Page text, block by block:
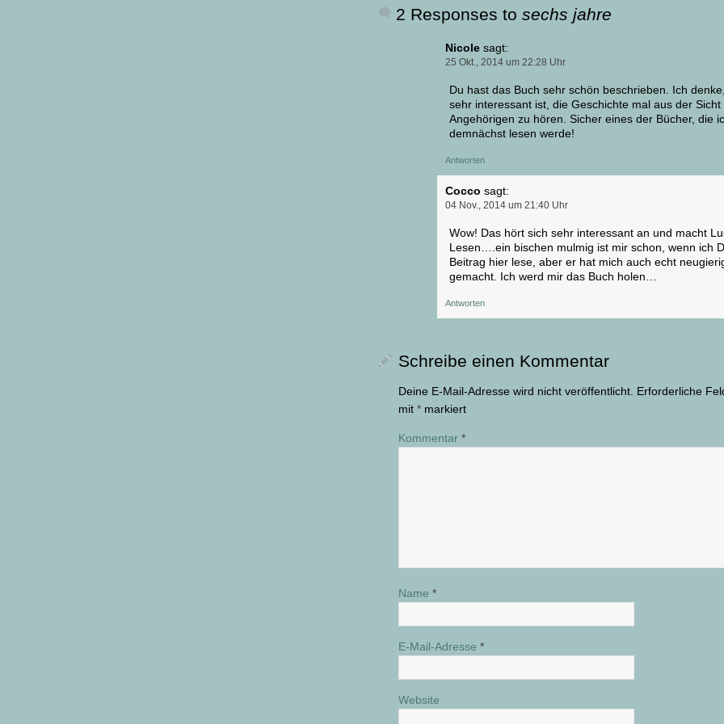
2 Responses to sechs jahre
Nicole sagt:
25 Okt., 2014 um 22:28 Uhr
Du hast das Buch sehr schön beschrieben. Ich
sehr interessant ist, die Geschichte mal aus der Sicht
Angehörigen zu hören. Sicher eines der Bücher, die
demnächst lesen werde!
Antworten
Cocco sagt:
04 Nov., 2014 um 21:40 Uhr
Wow! Das hört sich sehr interessant an und macht
Lesen….ein bischen mulmig ist mir schon, wenn ich
Beitrag hier lese, aber er hat mich auch echt
gemacht. Ich werd mir das Buch holen…
Antworten
Schreibe einen Kommentar
Deine E-Mail-Adresse wird nicht veröffentlicht. Erforderliche
mit * markiert
Kommentar *
Name *
E-Mail-Adresse *
Website